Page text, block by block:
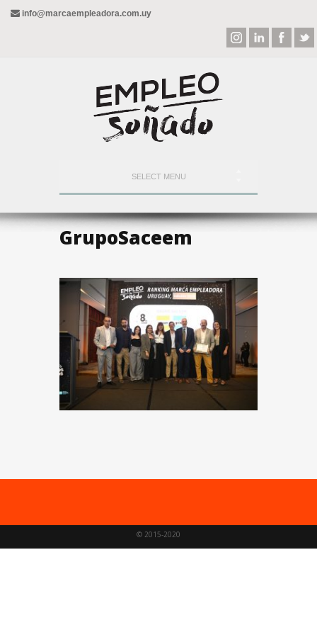
info@marcaempleadora.com.uy
SELECT MENU
GrupoSaceem
© 2015-2020